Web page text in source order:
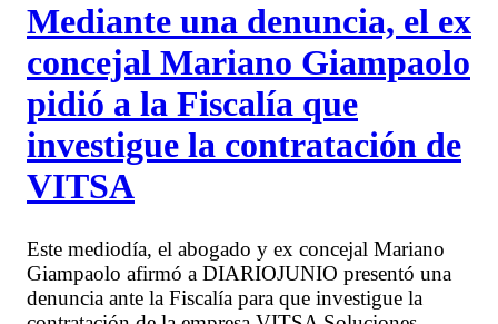
Mediante una denuncia, el ex
concejal Mariano Giampaolo
pidió a la Fiscalía que
investigue la contratación de
VITSA
Este mediodía, el abogado y ex concejal Mariano
Giampaolo afirmó a DIARIOJUNIO presentó una
denuncia ante la Fiscalía para que investigue la